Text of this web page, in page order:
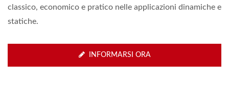
classico, economico e pratico nelle applicazioni dinamiche e
statiche.
INFORMARSI ORA